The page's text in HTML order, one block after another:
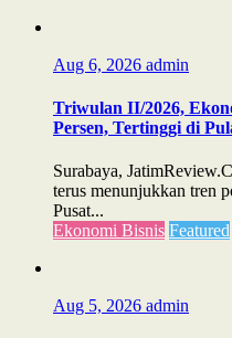
Aug 6, 2026 admin
Triwulan II/2026,
Persen, Tertinggi di
Surabaya,
terus menunjukkan tren
Pusat...
Ekonomi Bisnis Featured
Aug 5, 2026 admin